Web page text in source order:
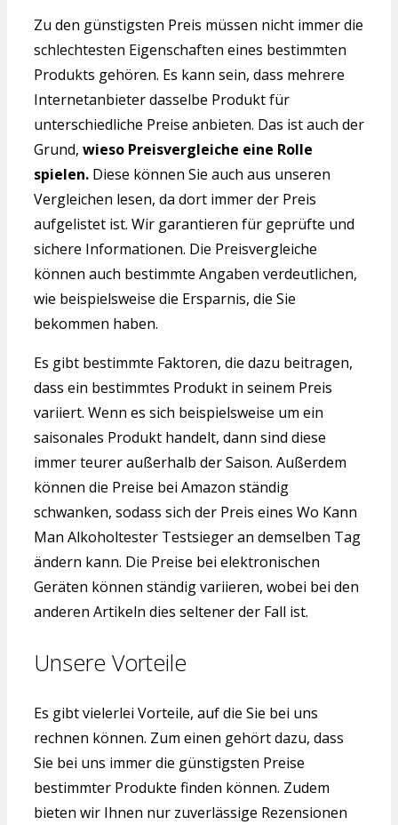
Zu den günstigsten Preis müssen nicht immer die
schlechtesten Eigenschaften eines bestimmten
Produkts gehören. Es kann sein, dass mehrere
Internetanbieter dasselbe Produkt für
unterschiedliche Preise anbieten. Das ist auch der
Grund, wieso Preisvergleiche eine Rolle
spielen. Diese können Sie auch aus unseren
Vergleichen lesen, da dort immer der Preis
aufgelistet ist. Wir garantieren für geprüfte und
sichere Informationen. Die Preisvergleiche
können auch bestimmte Angaben verdeutlichen,
wie beispielsweise die Ersparnis, die Sie
bekommen haben.
Es gibt bestimmte Faktoren, die dazu beitragen,
dass ein bestimmtes Produkt in seinem Preis
variiert. Wenn es sich beispielsweise um ein
saisonales Produkt handelt, dann sind diese
immer teurer außerhalb der Saison. Außerdem
können die Preise bei Amazon ständig
schwanken, sodass sich der Preis eines Wo Kann
Man Alkoholtester Testsieger an demselben Tag
ändern kann. Die Preise bei elektronischen
Geräten können ständig variieren, wobei bei den
anderen Artikeln dies seltener der Fall ist.
Unsere Vorteile
Es gibt vielerlei Vorteile, auf die Sie bei uns
rechnen können. Zum einen gehört dazu, dass
Sie bei uns immer die günstigsten Preise
bestimmter Produkte finden können. Zudem
bieten wir Ihnen nur zuverlässige Rezensionen